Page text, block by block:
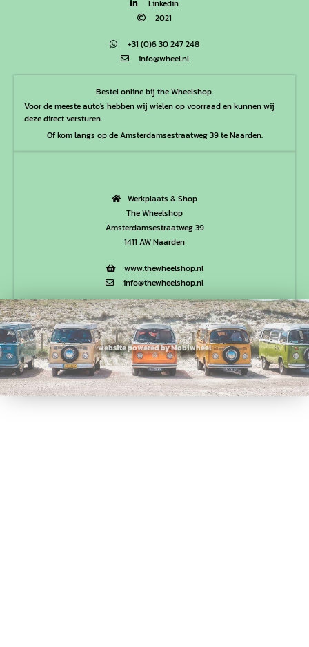
Linkedin
2021
+31 (0)6 30 247 248
info@wheel.nl
Bestel online bij the Wheelshop.
Voor de meeste auto's hebben wij wielen op voorraad en kunnen wij
deze direct versturen.
Of kom langs op de Amsterdamsestraatweg 39 te Naarden.
Werkplaats & Shop
The Wheelshop
Amsterdamsestraatweg 39
1411 AW Naarden
www.thewheelshop.nl
info@thewheelshop.nl
website powered by Mobiwheel